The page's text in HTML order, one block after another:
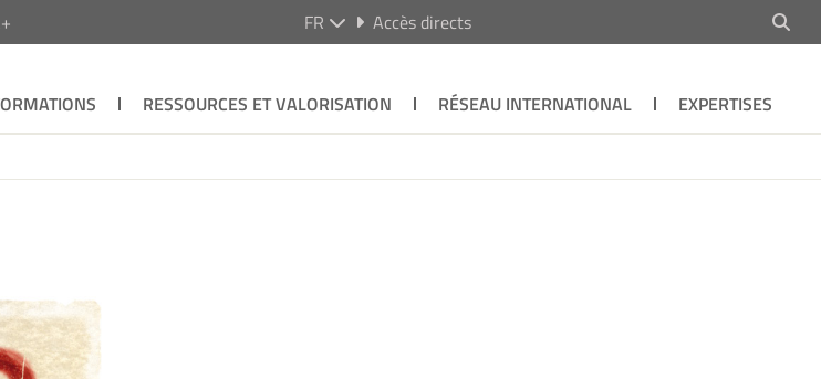
FR Accès directs
RESSOURCES ET VALORISATION RÉSEAU INTERNATIONAL
EXPERTISES